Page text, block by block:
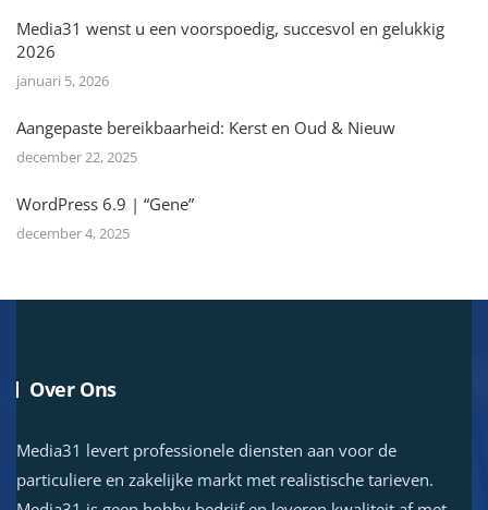
Media31 wenst u een voorspoedig, succesvol en gelukkig
2026
januari 5, 2026
Aangepaste bereikbaarheid: Kerst en Oud & Nieuw
december 22, 2025
WordPress 6.9 | “Gene”
december 4, 2025
Over Ons
Media31 levert professionele diensten aan voor de
particuliere en zakelijke markt met realistische tarieven.